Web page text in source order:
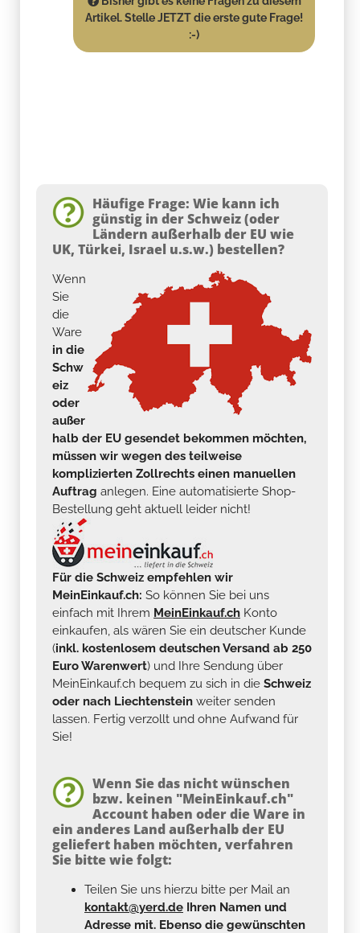
Artikel. Stelle JETZT die erste gute Frage!
:-)
Häufige Frage: Wie kann ich
günstig in der Schweiz (oder
Ländern außerhalb der EU wie
UK, Türkei, Israel u.s.w.) bestellen?
Wenn
Sie
die
Ware
in die
Schw
eiz
oder
außer
halb der EU gesendet bekommen möchten,
müssen wir wegen des teilweise
komplizierten Zollrechts einen manuellen
Auftrag anlegen. Eine automatisierte Shop-
Bestellung geht aktuell leider nicht!
Für die Schweiz empfehlen wir
MeinEinkauf.ch: So können Sie bei uns
einfach mit Ihrem MeinEinkauf.ch Konto
einkaufen, als wären Sie ein deutscher Kunde
(inkl. kostenlosem deutschen Versand ab 250
Euro Warenwert) und Ihre Sendung über
MeinEinkauf.ch bequem zu sich in die Schweiz
oder nach Liechtenstein weiter senden
lassen. Fertig verzollt und ohne Aufwand für
Sie!
Wenn Sie das nicht wünschen
bzw. keinen "MeinEinkauf.ch"
Account haben oder die Ware in
ein anderes Land außerhalb der EU
geliefert haben möchten, verfahren
Sie bitte wie folgt:
Teilen Sie uns hierzu bitte per Mail an
kontakt@yerd.de Ihren Namen und
Adresse mit. Ebenso die gewünschten